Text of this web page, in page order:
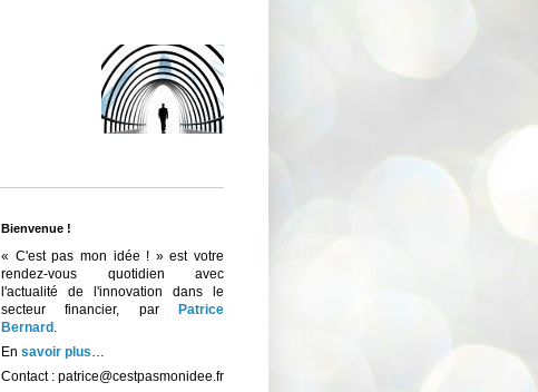
Bienvenue !
« C'est pas mon idée ! » est votre
rendez-vous quotidien avec
l'actualité de l'innovation dans le
secteur financier, par
Patrice
Bernard .
En savoir plus…
Contact : patrice@cestpasmonidee.fr